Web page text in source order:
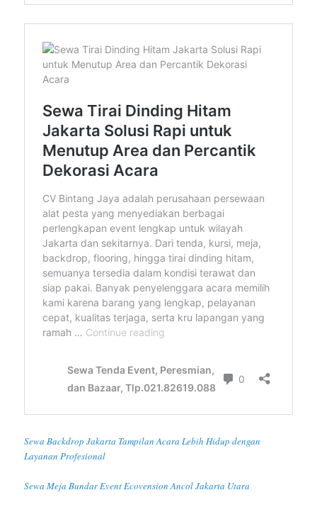
Sewa Backdrop Jakarta Tampilan Acara Lebih Hidup dengan
Layanan Profesional
Sewa Meja Bundar Event Ecovension Ancol Jakarta Utara